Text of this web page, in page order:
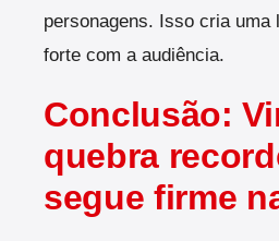
personagens. Isso cria uma
forte com a audiência.
Conclusão:
quebra
segue firme